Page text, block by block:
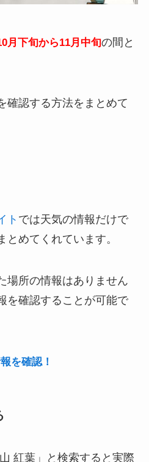
月下旬から11月中旬の間と
確認する方法をまとめて
ト では天気の情報だけで
めてくれています。
場所の情報はありません
を確認することが可能で
を確認！
紅葉」と検索すると実際